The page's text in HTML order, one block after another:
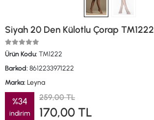
Siyah 20 Den Külotlu Çorap TM1222
Ürün Kodu: TM1222
Barkod: 8612233971222
Marka: Leyna
%34
indirim
259,00 TL
170,00 TL